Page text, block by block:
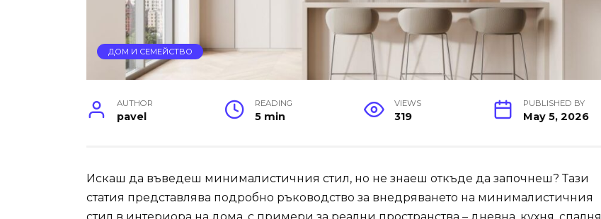
ДОМ И СЕМЕЙСТВО
AUTHOR
pavel
READING
5 min
VIEWS
319
PUBLISHED BY
May 5, 2026
Искаш да въведеш минималистичния стил, но не знаеш откъде да започнеш? Тази
статия представлява подробно ръководство за внедряването на минималистичния